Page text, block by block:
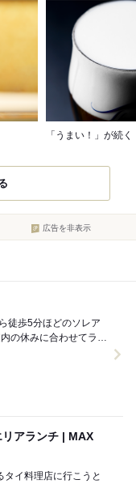
「うまい！」が続く
広告を非表示
の休みに合わせてラン
ンチ | MAX
イ料理店に行こうと